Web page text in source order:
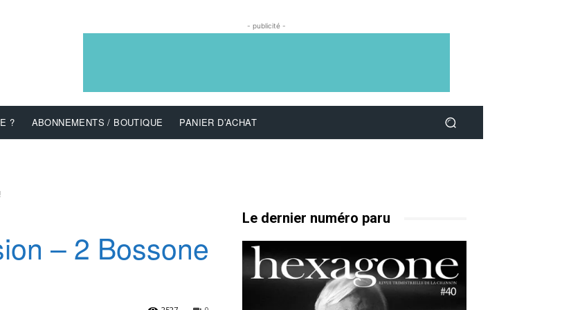
- publicité -
? ABONNEMENTS / BOUTIQUE PANIER D’ACHAT
– 2 Bossone
Le dernier numéro paru